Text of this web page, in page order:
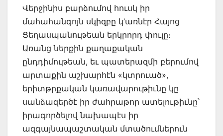
Վերջինիս բարձումով հուսկ իր
մահահանգոյն սկիզբը կ’առնէր Հայոց
Ցեղասպանու­թեան երկրորդ փուլը։
Առանց ներքին քաղաքական
ընդդիմութեան, եւ պատերազմի բերումով
արտաքին աշխարհէն «կտրուած»,
երիտթրքական կառավարութիւնը կը
սան­ձազերծէ իր ժահրաթոր ատելութիւնը՝
իրագործելով նախապէս իր
ազգայնապաշ­տական մտածումներուն